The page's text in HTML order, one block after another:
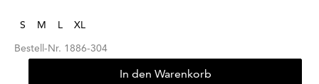
S M L
XL
Bestell-Nr. 1886-304
In den Warenkorb